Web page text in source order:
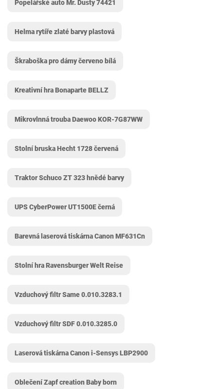
Popelářské auto Mr. Dusty 74421
Helma rytíře zlaté barvy plastová
Škraboška pro dámy červeno bílá
Kreativní hra Bonaparte BELLZ
Mikrovlnná trouba Daewoo KOR-7G87WW
Stolní bruska Hecht 1728 červená
Traktor Schuco ZT 323 hnědé barvy
UPS CyberPower UT1500E černá
Barevná laserová tiskárna Canon MF631Cn
Stolní hra Ravensburger Welt Reise
Vzduchový filtr Same 0.010.3283.1
Vzduchový filtr SDF 0.010.3285.0
Laserová tiskárna Canon i-Sensys LBP2900
Oblečení Zapf creation Baby born